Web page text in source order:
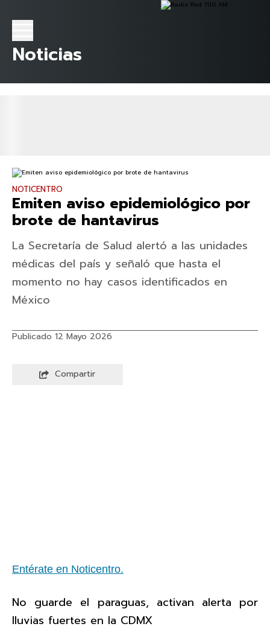
Noticias
NOTICENTRO
Emiten aviso epidemiológico por
brote de hantavirus
La Secretaría de Salud alertó a las unidades
médicas del país y señaló que hasta el
momento no hay casos identificados en
México
Publicado 12 Mayo 2026
Compartir
Entérate en Noticentro.
No guarde el paraguas, activan alerta por
lluvias fuertes en la CDMX